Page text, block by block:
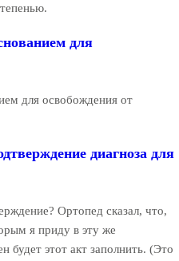
для
для освобождения от
диагноза для
Ортопед сказал, что,
я приду в эту же
будет этот акт заполнить. (Это